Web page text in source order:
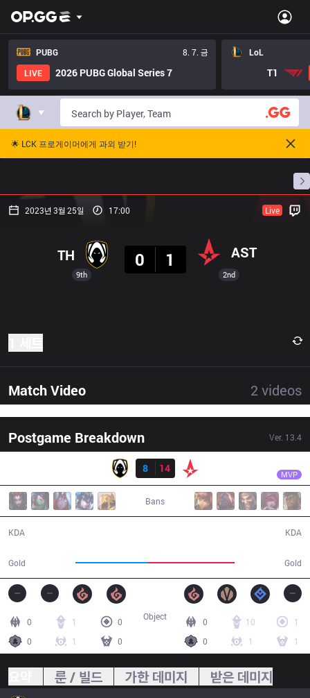
PUBG
8. 7. 금
LIVE
2026 PUBG Global Series 7
LoL
T1
🌟 LCK 프로게이머에게 과외 받기!
프로빌
2023년 3월 25일 17:00 Live
9th
TH
0
1 AST
2nd
Match Video 2 videos
Postgame Breakdown Ver. 13.4
8
14 MVP
Bans
KDA
Gold Gold
KDA
0 1
0
0
1 0
0 10
1
0
1 1
Object
룬 / 빌드 가한 데미지 받은 데미지